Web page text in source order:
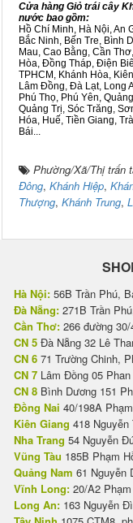
Cửa hàng Giỏ trái cây
nước bao gồm:
Hồ Chí Minh, Hà Nội, An
Bắc Ninh, Bến Tre, Bình
Mau, Cao Bằng, Cần
Hòa, Đồng Tháp, Điện
TPHCM, Khánh Hòa,
Lâm Đồng, Đà Lạt, Long
Phú Thọ, Phú Yên,
Quảng Trị, Sóc Trăng,
Hóa, Huế, Tiền Giang,
Bái...
Phường/Xã/Thị trấn
Đông, Khánh Hiệp,
Thượng, Khánh Trung,
Hà Nội: 56B Trần Phú,
Đà Nẵng: 271B Trần
Cần Thơ: 266 đường
CN 5 Đà Nẵng 32 Lê
CN 6 71 Trường Chinh,
CN 7 Lâm Đồng 05
CN 8 Bình Dương 151
Đồng Nai 40/198A
Kiên Giang 418 Nguyễn
Nha Trang 54 Nguyễn
Vũng Tàu 185B Phạm
Quảng Nam 61 Nguyễn
Vĩnh Long: 20/A2
Long An: 163 Nguyễn